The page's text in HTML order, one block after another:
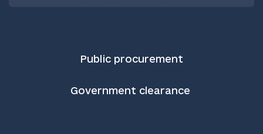
Public procurement
Government clearance